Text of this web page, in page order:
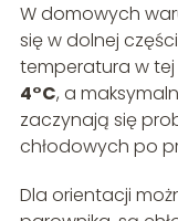
W domowych
się w dolnej
temperatura w tej
4°C, a
zaczynają się
chłodowych po
Dla orientacji